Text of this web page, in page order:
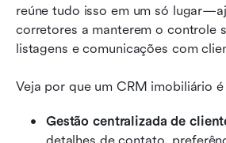
reúne tudo isso em um só
corretores a manterem o controle
listagens e comunicações com
Veja por que um CRM imobiliário é
Gestão centralizada de
detalhes de contato,